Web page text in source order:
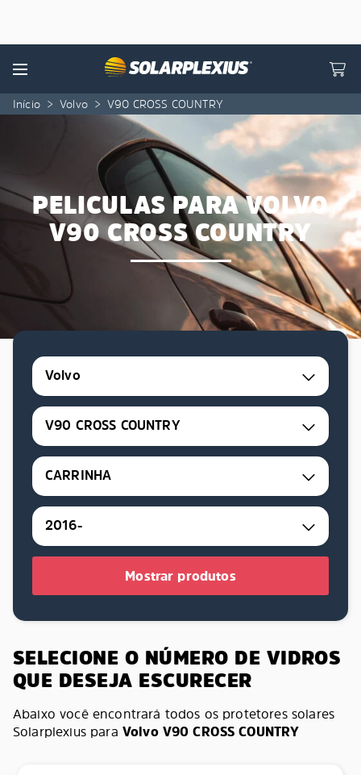
Menu
Início > Volvo > V90 CROSS COUNTRY
PELICULAS PARA VOLVO
V90 CROSS COUNTRY
Volvo
V90 CROSS COUNTRY
CARRINHA
2016-
Mostrar produtos
SELECIONE O NÚMERO DE VIDROS
QUE DESEJA ESCURECER
Abaixo você encontrará todos os protetores solares
Solarplexius para Volvo V90 CROSS COUNTRY